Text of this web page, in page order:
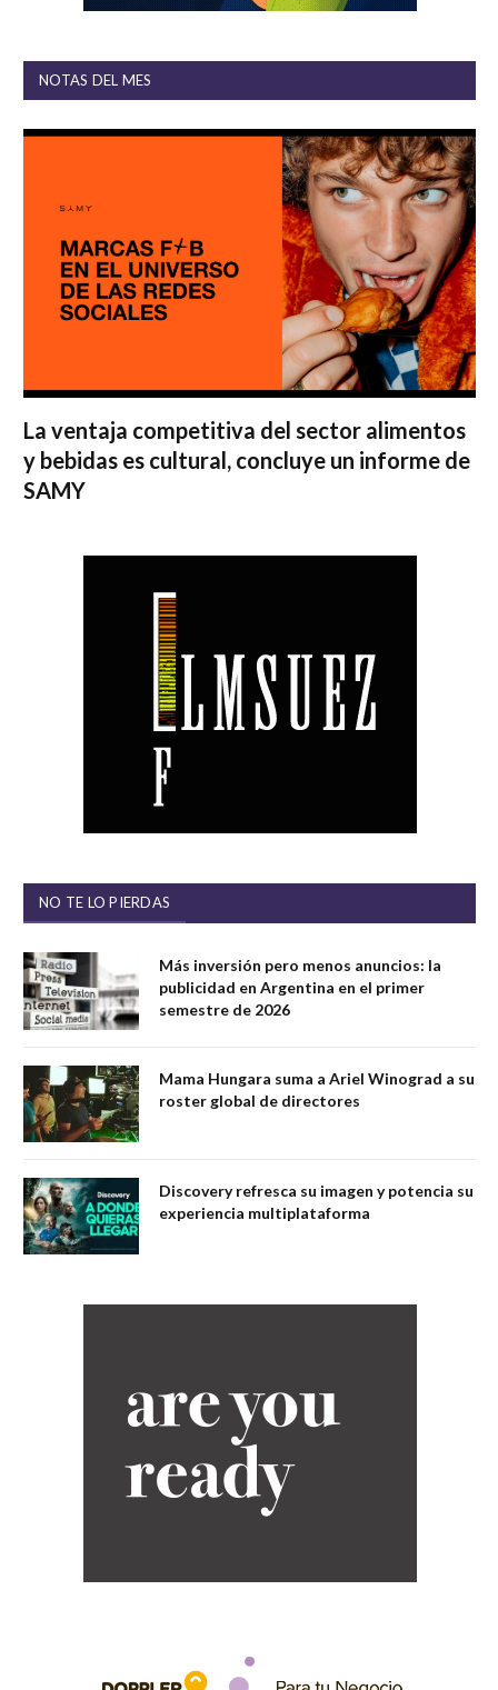
NOTAS DEL MES
La ventaja competitiva del sector alimentos
y bebidas es cultural, concluye un informe de
SAMY
NO TE LO PIERDAS
Más inversión pero menos anuncios: la
publicidad en Argentina en el primer
semestre de 2026
Mama Hungara suma a Ariel Winograd a su
roster global de directores
Discovery refresca su imagen y potencia su
experiencia multiplataforma